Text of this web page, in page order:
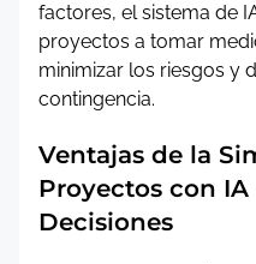
factores, el sistema de
proyectos a tomar
minimizar los riesgos y
contingencia.
Ventajas de la
Proyectos con
Decisiones